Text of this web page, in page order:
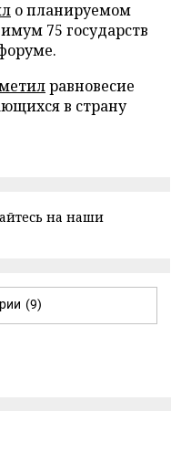
о планируемом
75 государств
равновесие
в страну
на наши
(9)